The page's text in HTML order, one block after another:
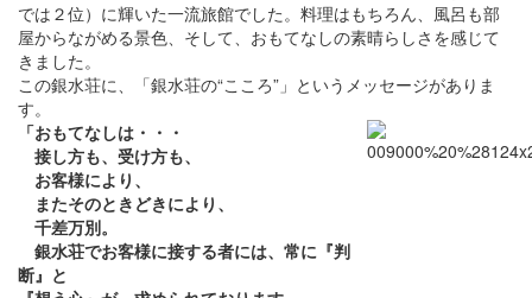
では２位）に輝いた一流旅館でした。料理はもちろん、風呂も部
屋からながめる景色、そして、おもてなしの素晴らしさを感じて
きました。
この銀水荘に、「銀水荘の“こころ”」というメッセージがありま
す。
「おもてなしは・・・
接し方も、受け方も、
お客様により、
またそのときどきにより、
千差万別。
銀水荘でお客様に接する者には、常に『判
断』と